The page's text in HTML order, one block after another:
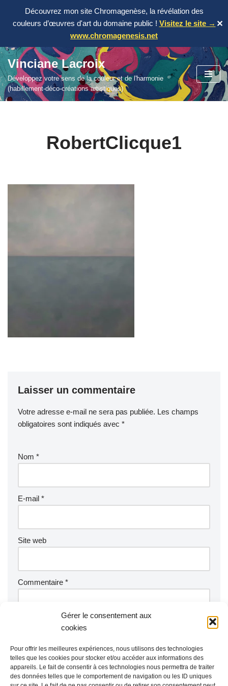
Gérer le consentement aux
cookies
Pour offrir les meilleures expériences, nous utilisons des technologies
telles que les cookies pour stocker et/ou accéder aux informations des
appareils. Le fait de consentir à ces technologies nous permettra de traiter
des données telles que le comportement de navigation ou les ID uniques
Découvrez mon site Chromagenèse, la révélation des
couleurs d’œuvres d'art du domaine public ! Visitez le site →
www.chromagenesis.net
✕
Aller
au
contenu
Vinciane Lacroix
Développez votre sens de la couleur et de l'harmonie
(habillement-déco-créations artistiques)
RobertClicque1
Laisser un commentaire
Votre adresse e-mail ne sera pas publiée. Les champs
obligatoires sont indiqués avec *
Nom *
E-mail *
Site web
Commentaire *